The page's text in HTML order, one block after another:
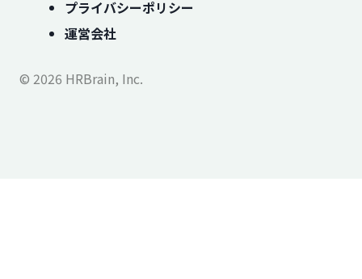
プライバシーポリシー
運営会社
© 2026 HRBrain, Inc.